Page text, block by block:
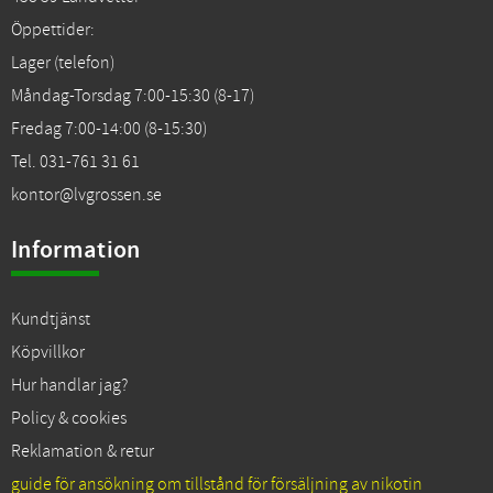
Öppettider:
Lager (telefon)
Måndag-Torsdag 7:00-15:30 (8-17)
Fredag 7:00-14:00 (8-15:30)
Tel. 031-761 31 61
kontor@lvgrossen.se
Information
Kundtjänst
Köpvillkor
Hur handlar jag?
Policy & cookies
Reklamation & retur
guide för ansökning om tillstånd för försäljning av nikotin